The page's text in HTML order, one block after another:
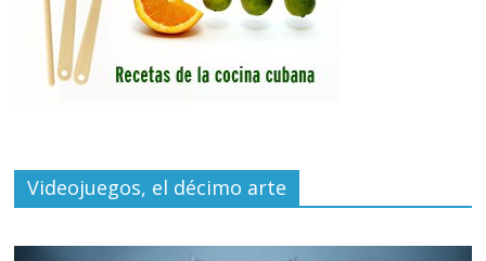
Videojuegos, el décimo arte